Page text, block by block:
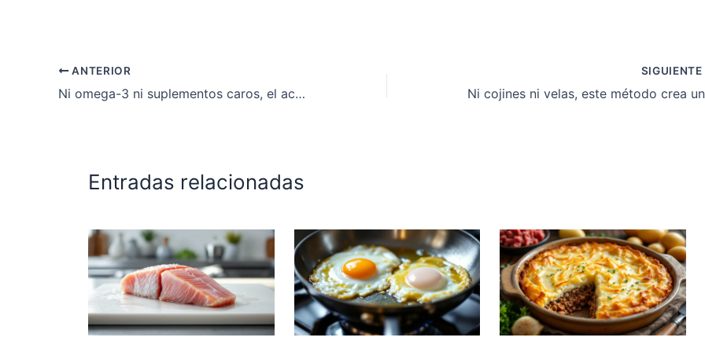
ANTERIOR
Ni omega-3 ni suplementos caros, el aceite de krill mejora tu salud naturalmente
SIGUIENTE
Entradas relacionadas